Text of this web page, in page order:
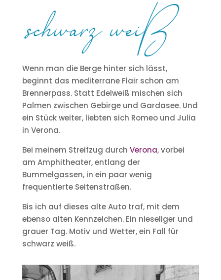
Wenn man die Berge hinter sich lässt,
beginnt das mediterrane Flair schon am
Brennerpass. Statt Edelweiß mischen sich
Palmen zwischen Gebirge und Gardasee. Und
ein Stück weiter, liebten sich Romeo und Julia
in Verona.
Bei meinem Streifzug durch Verona, vorbei
am Amphitheater, entlang der
Bummelgassen, in ein paar wenig
frequentierte Seitenstraßen.
Bis ich auf dieses alte Auto traf, mit dem
ebenso alten Kennzeichen. Ein nieseliger und
grauer Tag. Motiv und Wetter, ein Fall für
schwarz weiß.